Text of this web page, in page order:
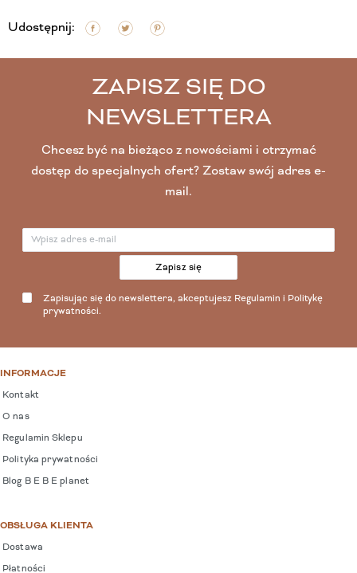
Udostępnij:
ZAPISZ SIĘ DO
NEWSLETTERA
Chcesz być na bieżąco z nowościami i otrzymać
dostęp do specjalnych ofert? Zostaw swój adres e-
mail.
Zapisz się
Zapisując się do newslettera, akceptujesz Regulamin i Politykę
prywatności.
INFORMACJE
Kontakt
O nas
Regulamin Sklepu
Polityka prywatności
Blog B E B E planet
OBSŁUGA KLIENTA
Dostawa
Płatności